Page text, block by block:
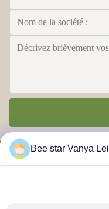
Bee star Vanya Lei